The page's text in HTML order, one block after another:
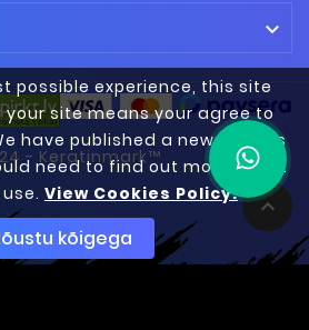
possible experience, this site
your site means your agree to
have published a new cookies
need to find out more about
View Cookies Policy.
kõigega


- Keratinmark™